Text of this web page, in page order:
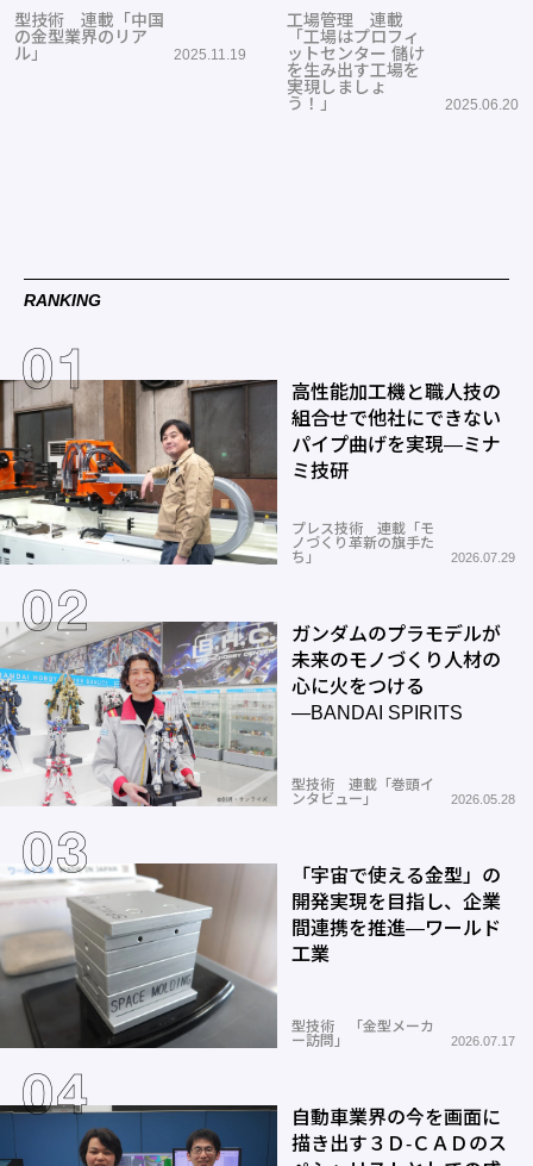
型技術 連載「中国
の金型業界のリア
ル」
2025.11.19
ず、工場の能力を120%発
揮しよう！
工場管理 連載
「工場はプロフィ
ットセンター 儲け
を生み出す工場を
実現しましょ
う！」
2025.06.20
RANKING
高性能加工機と職人技の
組合せで他社にできない
パイプ曲げを実現―ミナ
ミ技研
プレス技術 連載「モ
ノづくり革新の旗手た
ち」
2026.07.29
ガンダムのプラモデルが
未来のモノづくり人材の
心に火をつける
―BANDAI SPIRITS
型技術 連載「巻頭イ
ンタビュー」
2026.05.28
「宇宙で使える金型」の
開発実現を目指し、企業
間連携を推進―ワールド
工業
型技術 「金型メーカ
ー訪問」
2026.07.17
自動車業界の今を画面に
描き出す３Ｄ-ＣＡＤのス